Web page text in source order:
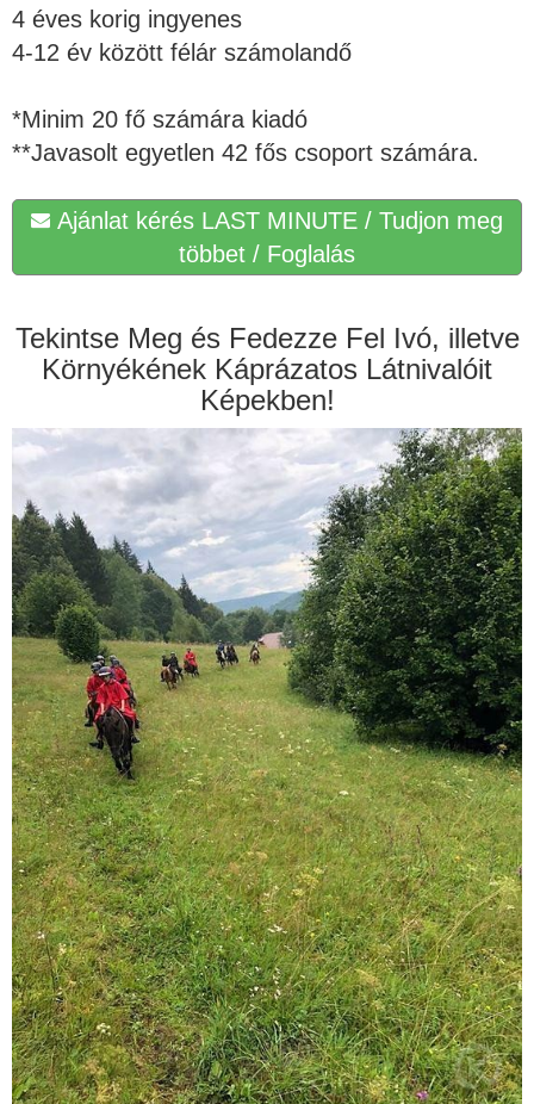
4 éves korig ingyenes
4-12 év között félár számolandő
*Minim 20 fő számára kiadó
**Javasolt egyetlen 42 fős csoport számára.
Ajánlat kérés LAST MINUTE / Tudjon meg
többet / Foglalás
Tekintse Meg és Fedezze Fel Ivó, illetve
Környékének Káprázatos Látnivalóit
Képekben!